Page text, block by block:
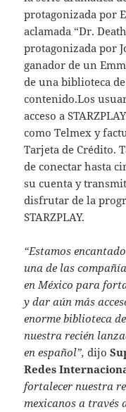
protagonizada por
aclamada “Dr.
protagonizada por
ganador de un
de una biblioteca
contenido.Los
acceso a
como Telmex y
Tarjeta de Crédito.
de conectar hasta
su cuenta y
disfrutar de la
STARZPLAY.
“Estamos
una de las
en México para
y dar aún más
enorme biblioteca
nuestra recién
en español”, dijo
Redes
fortalecer nuestra
mexicanos a través